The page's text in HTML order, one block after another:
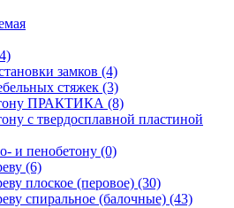
замков (4)
стяжек (3)
ПРАКТИКА (8)
с твердосплавной пластиной
и пенобетону (0)
(6)
плоское (перовое) (30)
спиральное (балочные) (43)